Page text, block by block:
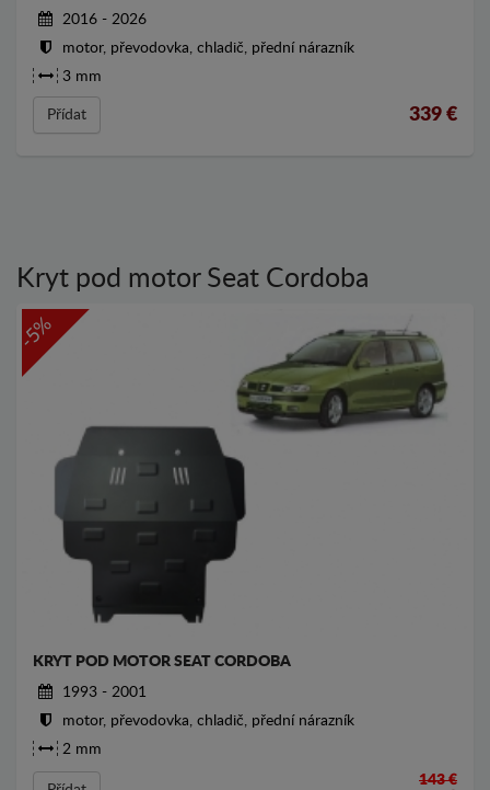
2016 - 2026
motor, převodovka, chladič, přední nárazník
3 mm
Přídat 339 €
Kryt pod motor Seat Cordoba
-5%
KRYT POD MOTOR SEAT CORDOBA
1993 - 2001
motor, převodovka, chladič, přední nárazník
2 mm
143 €